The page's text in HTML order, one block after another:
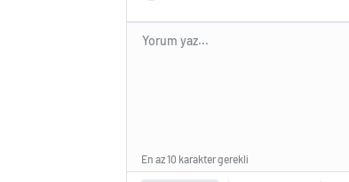
En az 10 karakter gerekli